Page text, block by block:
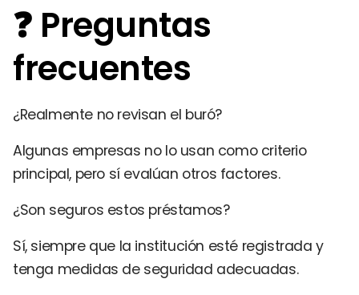
❓ Preguntas
frecuentes
¿Realmente no revisan el buró?
Algunas empresas no lo usan como criterio
principal, pero sí evalúan otros factores.
¿Son seguros estos préstamos?
Sí, siempre que la institución esté registrada y
tenga medidas de seguridad adecuadas.